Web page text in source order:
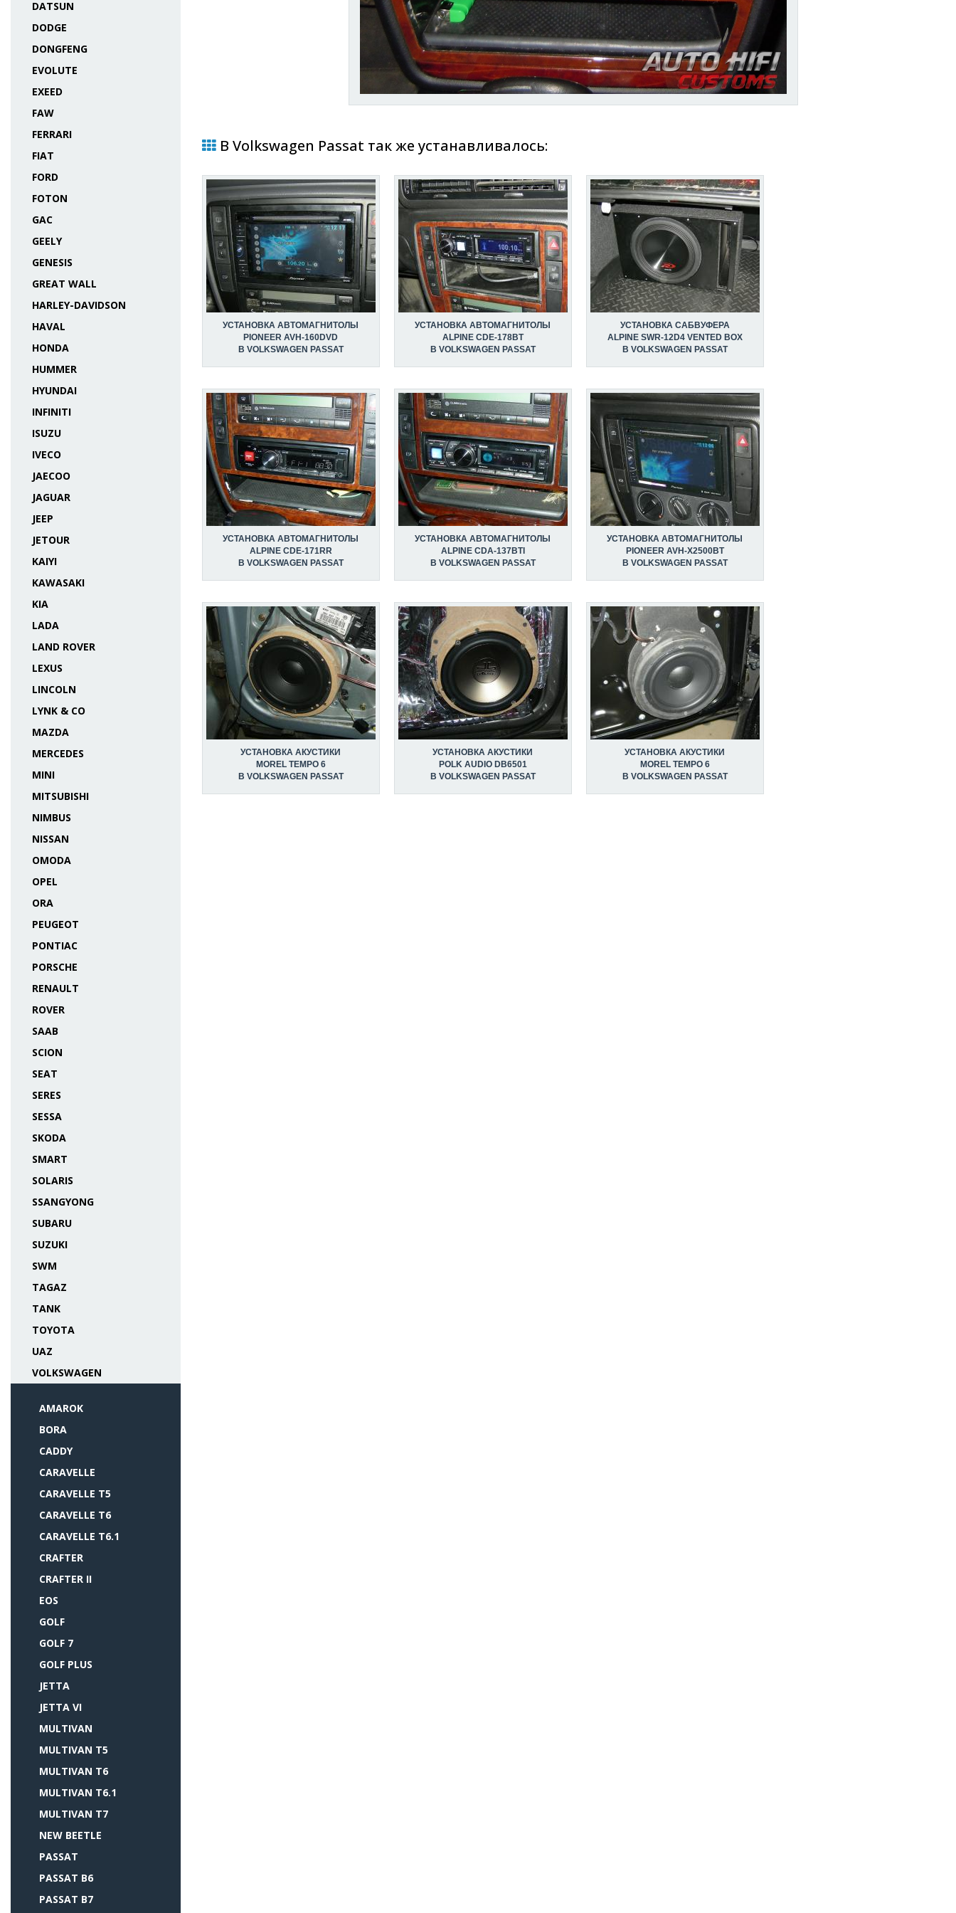
DATSUN
DODGE
DONGFENG
EVOLUTE
EXEED
FAW
FERRARI
FIAT
FORD
FOTON
GAC
GEELY
GENESIS
GREAT WALL
HARLEY-DAVIDSON
HAVAL
HONDA
HUMMER
HYUNDAI
INFINITI
ISUZU
IVECO
JAECOO
JAGUAR
JEEP
JETOUR
KAIYI
KAWASAKI
KIA
LADA
LAND ROVER
LEXUS
LINCOLN
LYNK & CO
MAZDA
MERCEDES
MINI
MITSUBISHI
NIMBUS
NISSAN
OMODA
OPEL
ORA
PEUGEOT
PONTIAC
PORSCHE
RENAULT
ROVER
SAAB
SCION
SEAT
SERES
SESSA
SKODA
SMART
SOLARIS
SSANGYONG
SUBARU
SUZUKI
SWM
TAGAZ
TANK
TOYOTA
UAZ
VOLKSWAGEN
AMAROK
BORA
CADDY
CARAVELLE
CARAVELLE T5
CARAVELLE T6
CARAVELLE T6.1
CRAFTER
CRAFTER II
EOS
GOLF
GOLF 7
GOLF PLUS
JETTA
JETTA VI
MULTIVAN
MULTIVAN T5
MULTIVAN T6
MULTIVAN T6.1
MULTIVAN T7
NEW BEETLE
PASSAT
PASSAT B6
PASSAT B7
В Volkswagen Passat так же устанавливалось:
УСТАНОВКА АВТОМАГНИТОЛЫ
PIONEER AVH-160DVD
В VOLKSWAGEN PASSAT
УСТАНОВКА АВТОМАГНИТОЛЫ
ALPINE CDE-178BT
В VOLKSWAGEN PASSAT
УСТАНОВКА САБВУФЕРА
ALPINE SWR-12D4 VENTED BOX
В VOLKSWAGEN PASSAT
УСТАНОВКА АВТОМАГНИТОЛЫ
ALPINE CDE-171RR
В VOLKSWAGEN PASSAT
УСТАНОВКА АВТОМАГНИТОЛЫ
ALPINE CDA-137BTI
В VOLKSWAGEN PASSAT
УСТАНОВКА АВТОМАГНИТОЛЫ
PIONEER AVH-X2500BT
В VOLKSWAGEN PASSAT
УСТАНОВКА АКУСТИКИ
MOREL TEMPO 6
В VOLKSWAGEN PASSAT
УСТАНОВКА АКУСТИКИ
POLK AUDIO DB6501
В VOLKSWAGEN PASSAT
УСТАНОВКА АКУСТИКИ
MOREL TEMPO 6
В VOLKSWAGEN PASSAT